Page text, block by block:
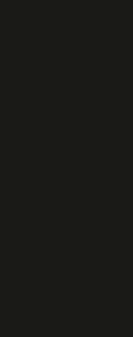
exigida.
de outra
por essa
merece
o Alvinegro